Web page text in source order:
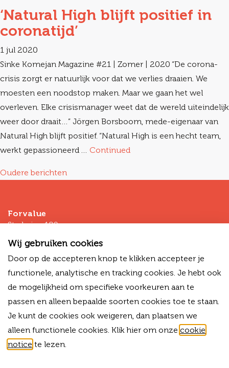
‘Natural High blijft positief in
coronatijd’
1 jul 2020
Sinke Komejan Magazine #21 | Zomer | 2020 “De corona-
crisis zorgt er natuurlijk voor dat we verlies draaien. We
moesten een noodstop maken. Maar we gaan het wel
overleven. Elke crisismanager weet dat de wereld uiteindelijk
weer door draait…” Jörgen Borsboom, mede-eigenaar van
Natural High blijft positief. “Natural High is een hecht team,
werkt gepassioneerd … Continued
Berichtennavigatie
Oudere berichten
Forvalue
Stadsring 109
T
+31 (0)33 - 80 03 225
E
info@forvalue.nl
NL06RABO0325754756
KVK
BTW-ID NL869303703B01
Bekijk onze algemene voorwaarden
Wij gebruiken cookies
Door op de accepteren knop te klikken accepteer je
functionele, analytische en tracking cookies. Je hebt ook
de mogelijkheid om specifieke voorkeuren aan te
passen en alleen bepaalde soorten cookies toe te staan.
Je kunt de cookies ook weigeren, dan plaatsen we
alleen functionele cookies. Klik hier om onze cookie
notice te lezen.